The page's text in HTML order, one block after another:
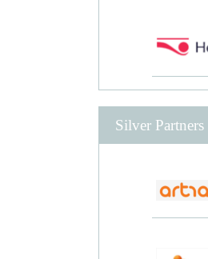
Silver Partners